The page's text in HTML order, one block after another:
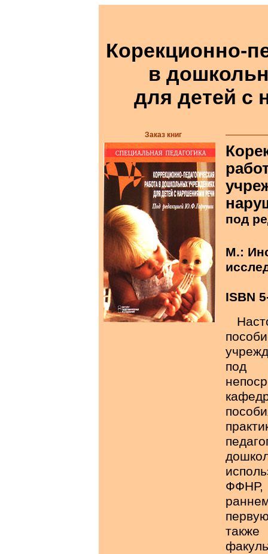
Корекционно-
в
для детей с
Заказ книг
под
М.:
ISBN
под
ФФНР,